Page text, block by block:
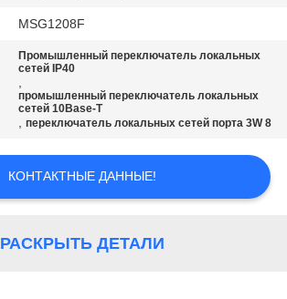
MSG1208F
Промышленный переключатель локальных
сетей IP40
,
промышленный переключатель локальных
сетей 10Base-T
,переключатель локальных сетей порта 3W 8
КОНТАКТНЫЕ ДАННЫЕ!
РАСКРЫТЬ ДЕТАЛИ